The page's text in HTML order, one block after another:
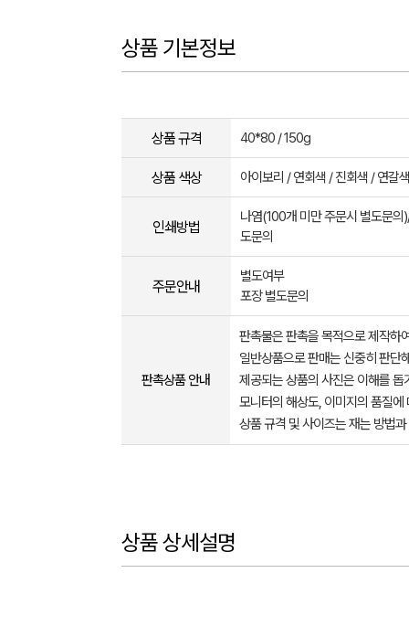
상품 기본정보
상품 규격 40*80 / 150g
상품 색상 아이보리 / 연회색 / 진회색 / 연갈
인쇄방법
나염(100개 미만 주문시 별도문의
도문의
주문안내
별도여부
포장 별도문의
판촉상품 안내
판촉물은 판촉을 목적으로 제작하
일반상품으로 판매는 신중히 판단
제공되는 상품의 사진은 이해를
모니터의 해상도, 이미지의 품질
상품 규격 및 사이즈는 재는 방법
상품 상세설명